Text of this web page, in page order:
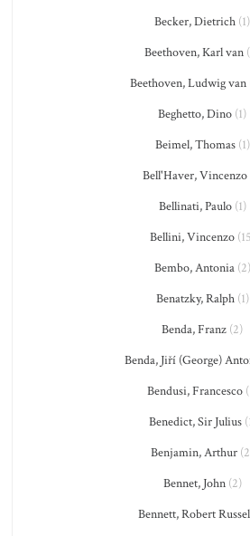
Becker, Dietrich (1)
Beethoven, Karl van
Beethoven, Ludwig van
Beghetto, Dino (1)
Beimel, Thomas(1)
Bell'Haver, Vincenzo
Bellinati, Paulo(1)
Bellini, Vincenzo
Bembo, Antonia(2)
Benatzky, Ralph(1)
Benda, Franz (2)
Benda, Jiří (George)
Bendusi, Francesco
Benedict, Sir Julius
Benjamin, Arthur
Bennet, John(2)
Bennett, Robert